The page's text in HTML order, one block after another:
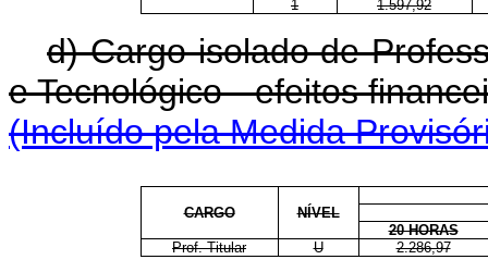
1
1.597,92
d) Cargo isolado de
e Tecnológico - efeitos
(Incluído pela Medida
CARGO
NÍVEL
20 HORAS
Prof. Titular
U 2.286,97